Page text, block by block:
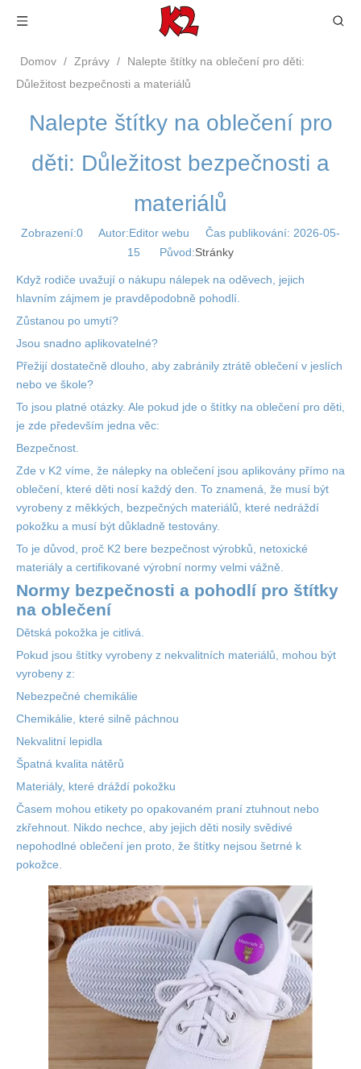
Domov / Zprávy /
Nalepte štítky na oblečení pro děti:
Důležitost bezpečnosti a materiálů
Nalepte štítky na oblečení pro
děti: Důležitost bezpečnosti a
materiálů
Zobrazení:0 Autor:Editor webu Čas publikování: 2026-05-
15 Původ:Stránky
Když rodiče uvažují o nákupu nálepek na oděvech, jejich
hlavním zájmem je pravděpodobně pohodlí.
Zůstanou po umytí?
Jsou snadno aplikovatelné?
Přežijí dostatečně dlouho, aby zabránily ztrátě oblečení v jeslích
nebo ve škole?
To jsou platné otázky. Ale pokud jde o štítky na oblečení pro děti,
je zde především jedna věc:
Bezpečnost.
Zde v K2 víme, že nálepky na oblečení jsou aplikovány přímo na
oblečení, které děti nosí každý den. To znamená, že musí být
vyrobeny z měkkých, bezpečných materiálů, které nedráždí
pokožku a musí být důkladně testovány.
To je důvod, proč K2 bere bezpečnost výrobků, netoxické
materiály a certifikované výrobní normy velmi vážně.
Normy bezpečnosti a pohodlí pro štítky
na oblečení
Dětská pokožka je citlivá.
Pokud jsou štítky vyrobeny z nekvalitních materiálů, mohou být
vyrobeny z:
Nebezpečné chemikálie
Chemikálie, které silně páchnou
Nekvalitní lepidla
Špatná kvalita nátěrů
Materiály, které dráždí pokožku
Časem mohou etikety po opakovaném praní ztuhnout nebo
zkřehnout. Nikdo nechce, aby jejich děti nosily svědivé
nepohodlné oblečení jen proto, že štítky nejsou šetrné k
pokožce.